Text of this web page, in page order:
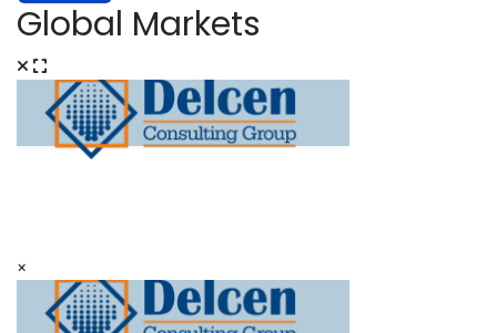
Global Markets
×